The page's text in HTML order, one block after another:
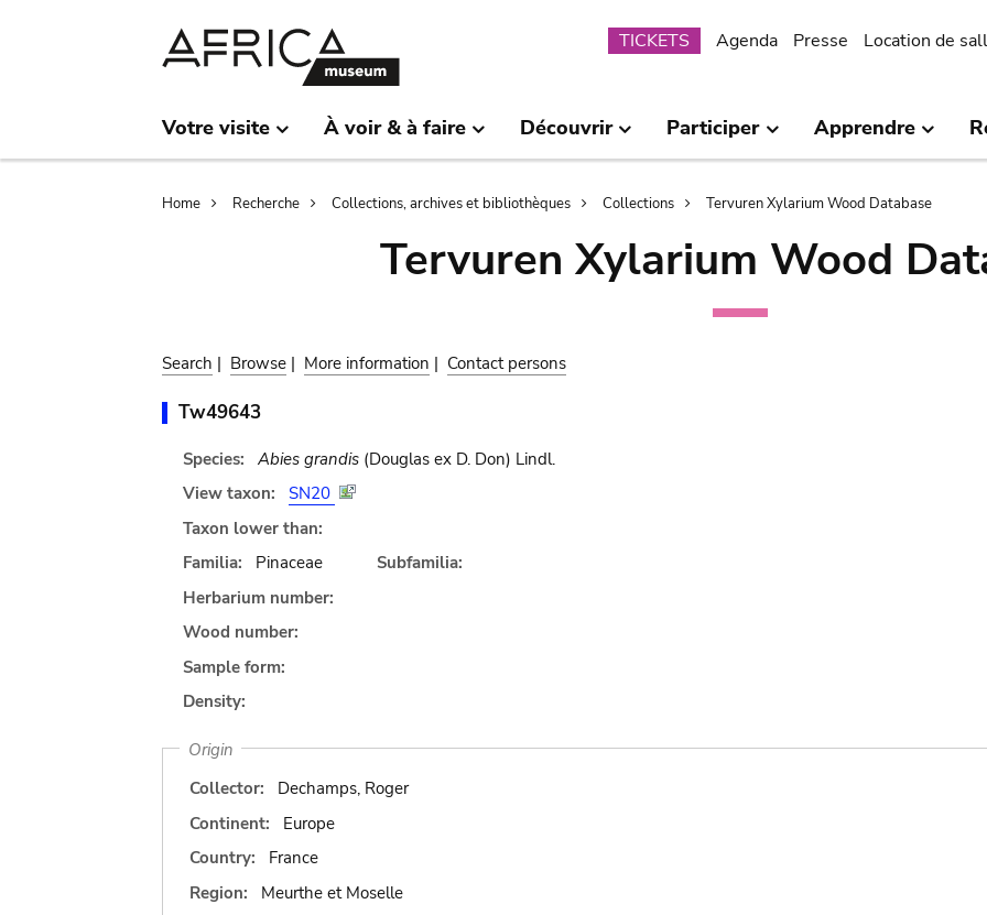
Submenu
TICKETS Agenda Presse Location de
Votre visite À voir & à faire Découvrir Participer Apprendre
Breadcrumb
Home Recherche Collections, archives et bibliothèques Collections Tervuren Xylarium Wood Database
Tervuren Xylarium Wood
Search | Browse | More information | Contact persons
Tw49643
Species: Abies grandis(Douglas ex D. Don) Lindl.
View taxon:
SN20
Taxon lower than:
Familia:
Pinaceae
Subfamilia:
Herbarium number:
Wood number:
Sample form:
Density:
Origin
Collector:
Dechamps, Roger
Continent:
Europe
Country:
France
Region:
Meurthe et Moselle